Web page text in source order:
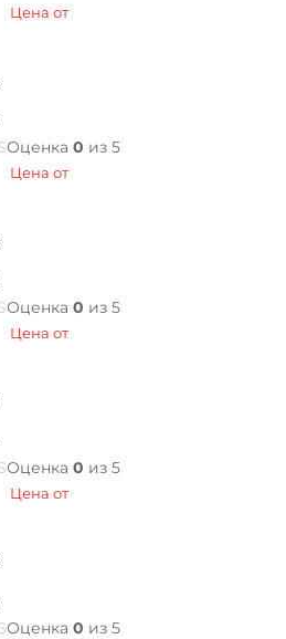
Цена от
Оценка 0 из 5
Цена от
Оценка 0 из 5
Цена от
Оценка 0 из 5
Цена от
Оценка 0 из 5